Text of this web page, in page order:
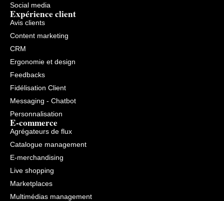
Social media
Expérience client
Avis clients
Content marketing
CRM
Ergonomie et design
Feedbacks
Fidélisation Client
Messaging - Chatbot
Personnalisation
E-commerce
Agrégateurs de flux
Catalogue management
E-merchandising
Live shopping
Marketplaces
Multimédias management